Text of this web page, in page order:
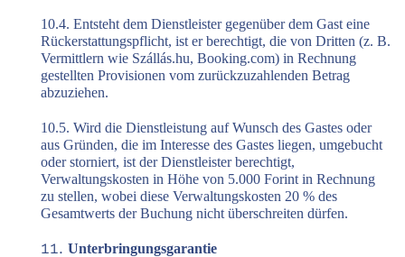
10.4. Entsteht dem Dienstleister gegenüber dem Gast eine
Rückerstattungspflicht, ist er berechtigt, die von Dritten (z. B.
Vermittlern wie Szállás.hu, Booking.com) in Rechnung
gestellten Provisionen vom zurückzuzahlenden Betrag
abzuziehen.
10.5. Wird die Dienstleistung auf Wunsch des Gastes oder
aus Gründen, die im Interesse des Gastes liegen, umgebucht
oder storniert, ist der Dienstleister berechtigt,
Verwaltungskosten in Höhe von 5.000 Forint in Rechnung
zu stellen, wobei diese Verwaltungskosten 20 % des
Gesamtwerts der Buchung nicht überschreiten dürfen.
Unterbringungsgarantie